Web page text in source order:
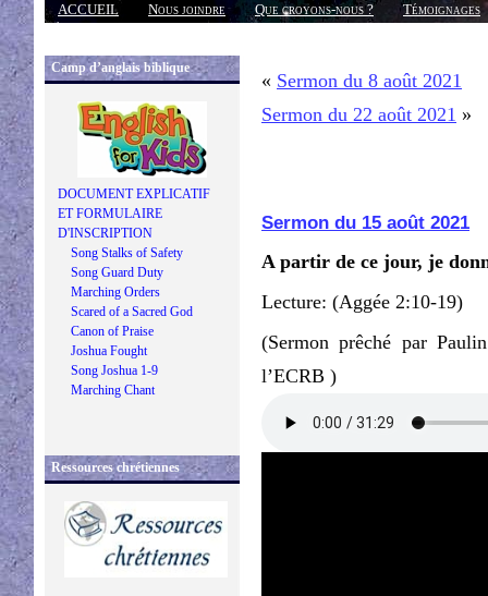
ACCUEIL Nous joindre Que croyons-nous ?
Témoignages
Réponses
Camp d’anglais biblique
DOCUMENT EXPLICATIF
ET FORMULAIRE
D'INSCRIPTION
Song Stalks of Safety
Song Guard Duty
Marching Orders
Scared of a Sacred God
Canon of Praise
Joshua Fought
Song Joshua 1-9
Marching Chant
Ressources chrétiennes
« Sermon du 8 août 2021
Sermon du 22 août 2021 »
Sermon du 15 août 2021
A partir de ce jour, je
Lecture: (Aggée 2:10-19)
(Sermon prêché par
l’ECRB )